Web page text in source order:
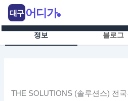
츠
정보 블로그
THE SOLUTIONS (솔루션스) 전
대구 어디가